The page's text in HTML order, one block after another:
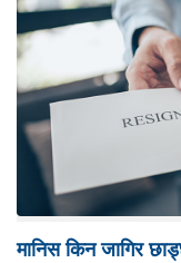
मानिस किन जागिर